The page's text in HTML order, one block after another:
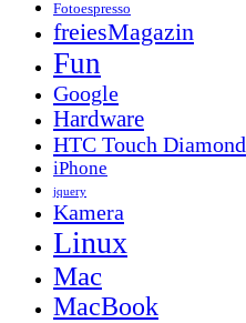
Fotoespresso
freiesMagazin
Fun
Google
Hardware
HTC Touch Diamond
iPhone
jquery
Kamera
Linux
Mac
MacBook